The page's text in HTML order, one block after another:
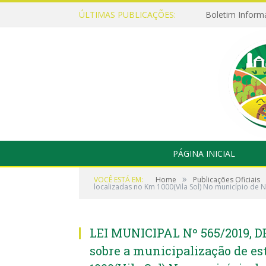
ÚLTIMAS PUBLICAÇÕES: Boletim
PÁGINA INICIAL
VOCÊ ESTÁ EM: Home » Publicações Oficiais
localizadas no Km 1000(Vila Sol) No município de
LEI MUNICIPAL Nº 565/2019,
sobre a municipalização de